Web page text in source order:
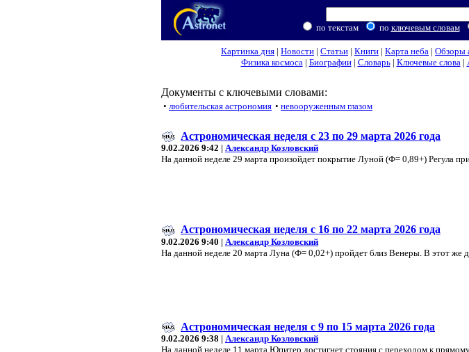
по текстам по ключевым словам
Картинка дня | Новости | Статьи | Книги | Карта неба | Обзоры
Физика космоса| Биографии| Словарь| Ключевые слова|
Документы с ключевыми словами:
• любительская астрономия • невооруженным глазом
Астрономическая неделя с 23 по 29 марта 2026 года
9.02.2026 9:42 | Александр Козловский
На данной неделе 29 марта произойдет покрытие Луной (Ф= 0,89+) Регула
Астрономическая неделя с 16 по 22 марта 2026 года
9.02.2026 9:40 | Александр Козловский
На данной неделе 20 марта Луна (Ф= 0,02+) пройдет близ Венеры. В этот же
Астрономическая неделя с 9 по 15 марта 2026 года
9.02.2026 9:38 | Александр Козловский
На данной неделе 11 марта Юпитер достигнет стояния с переходом к